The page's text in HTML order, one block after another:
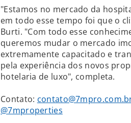
"Estamos no mercado da
em todo esse tempo foi que o
Burti. "Com todo esse
queremos mudar o mercado
extremamente capacitado e
pela experiência dos novos
hotelaria de luxo", completa.
Contato:
@7mproperties